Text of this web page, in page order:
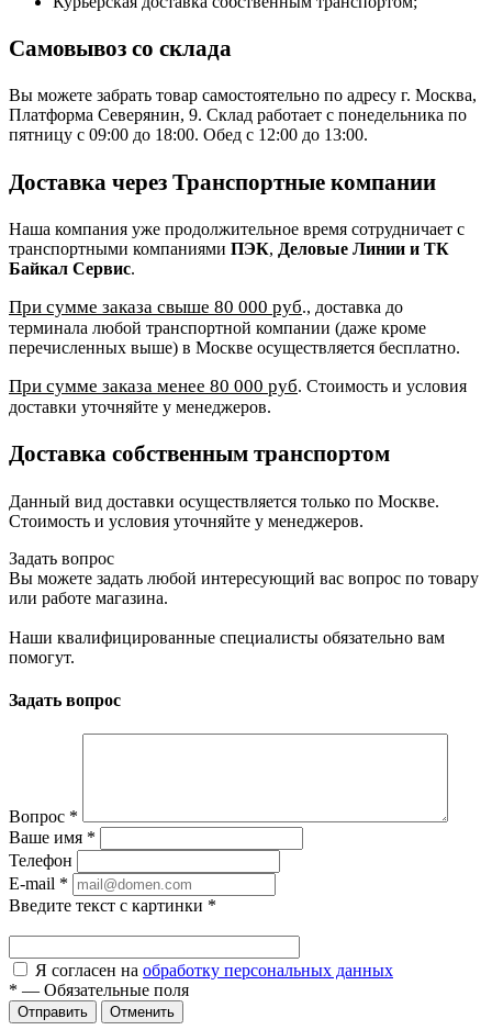
Самовывоз со склада
Вы можете забрать товар самостоятельно по адресу г. Москва,
Платформа Северянин, 9. Склад работает с понедельника по
пятницу с 09:00 до 18:00. Обед с 12:00 до 13:00.
Доставка через Транспортные компании
Наша компания уже продолжительное время сотрудничает с
транспортными компаниями ПЭК, Деловые Линии и ТК
Байкал Сервис.
При сумме заказа свыше 80 000 руб., доставка до
терминала любой транспортной компании (даже кроме
перечисленных выше) в Москве осуществляется бесплатно.
При сумме заказа менее 80 000 руб. Стоимость и условия
доставки уточняйте у менеджеров.
Доставка собственным транспортом
Данный вид доставки осуществляется только по Москве.
Стоимость и условия уточняйте у менеджеров.
Задать вопрос
Вы можете задать любой интересующий вас вопрос по товару
или работе магазина.
Наши квалифицированные специалисты обязательно вам
помогут.
Задать вопрос
Вопрос *
Ваше имя *
Телефон
E-mail *
Введите текст с картинки *
Я согласен на обработку персональных данных
* — Обязательные поля
Отправить Отменить